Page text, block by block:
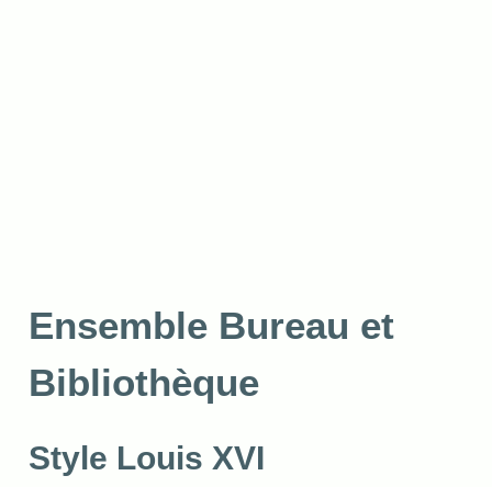
Ensemble Bureau et
Bibliothèque
Style Louis XVI